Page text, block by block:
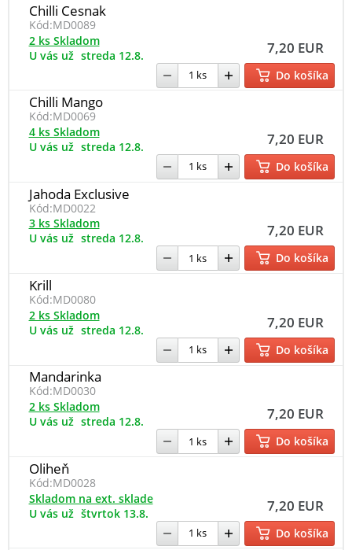
Chilli Cesnak
Kód:MD0089
7,20 EUR
2 ks Skladom
U vás už streda 12.8.
Do košíka
Chilli Mango
Kód:MD0069
7,20 EUR
4 ks Skladom
U vás už streda 12.8.
Do košíka
Jahoda Exclusive
Kód:MD0022
7,20 EUR
3 ks Skladom
U vás už streda 12.8.
Do košíka
Krill
Kód:MD0080
7,20 EUR
2 ks Skladom
U vás už streda 12.8.
Do košíka
Mandarinka
Kód:MD0030
7,20 EUR
2 ks Skladom
U vás už streda 12.8.
Do košíka
Oliheň
Kód:MD0028
7,20 EUR
Skladom na ext. sklade
U vás už štvrtok 13.8.
Do košíka